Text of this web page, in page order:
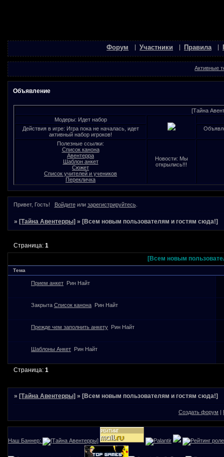
Форум Участники Правила
Активные
Объявление
[Тайна
Модеры: Идет набор
Действия в игре: Игра пока не началась, идет
активный набор игроков!
Полезные ссылки:
Список канона
Авентерра
Шаблон анкет
Сюжет
Список учителей и учеников
Перекличка
Новости: Мы
открылись!!!
Привет, Гость! Войдитеили зарегистрируйтесь.
» [Тайна Авентерры] » [Всем новым пользователям и гостям сюда!]
[Всем новым
Страница:1
Тема
Прием анкет Рин Найт
Закрыта Список канона Рин Найт
Прежде чем заполнить анкету Рин Найт
Шаблоны Анкет Рин Найт
Страница:1
» [Тайна Авентерры] » [Всем новым пользователям и гостям сюда!]
Создать форум |
Наш Баннер: